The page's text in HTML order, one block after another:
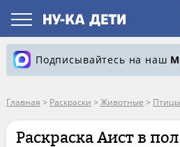
Подписывайтесь на наш
Главная > Раскраски > Животные > Птицы
Раскраска Аист в